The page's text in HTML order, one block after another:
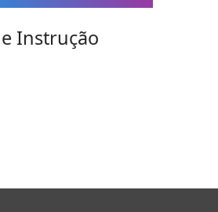
Instrução